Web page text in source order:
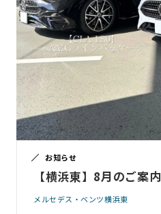
お知らせ
【横浜東】8月のご案内
メルセデス・ベンツ横浜東